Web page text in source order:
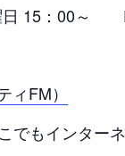
日 15：00～
FM）
でもインター